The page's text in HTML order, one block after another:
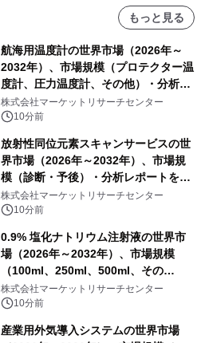
もっと見る
航海用温度計の世界市場（2026年～
2032年）、市場規模（プロテクター温
度計、圧力温度計、その他）・分析レ
ポートを発表
株式会社マーケットリサーチセンター
10分前
放射性同位元素スキャンサービスの世
界市場（2026年～2032年）、市場規
模（診断・予後）・分析レポートを発
表
株式会社マーケットリサーチセンター
10分前
0.9% 塩化ナトリウム注射液の世界市
場（2026年～2032年）、市場規模
（100ml、250ml、500ml、その
他）・分析レポートを発表
株式会社マーケットリサーチセンター
10分前
産業用外気導入システムの世界市場